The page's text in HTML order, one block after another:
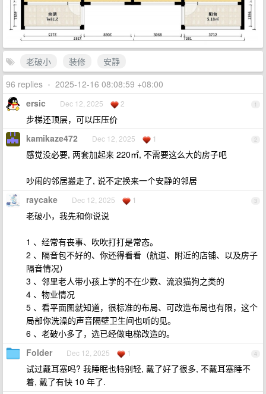
老破小 装修
安静
96 replies • 2025-12-16 08:08:59 +08:00
1
ersic Dec 12, 2025 2
步梯还顶层，可以压压价
2
kamikaze472 Dec 12, 2025 1
感觉没必要, 两套加起来 220㎡, 不需要这么大的房子吧
吵闹的邻居搬走了, 说不定换来一个安静的邻居
3
raycake Dec 12, 2025 1
老破小，我先和你说说
1 、经常有丧事、吹吹打打是常态。
2 、隔音包不好的、你还得看看（航道、附近的店铺、以及房子
隔音情况）
3 、邻里老人带小孩上学的不在少数、流浪猫狗之类的
4 、物业情况
5 、看平面图就知道，很标准的布局、可改造布局也有限，这个
局部你洗澡的声音隔壁卫生间也听的见。
6 、老破小多了，选已经做电梯改造的。
4
Folder Dec 12, 2025 1
试过戴耳塞吗? 我睡眠也特别轻, 戴了好了很多, 不戴耳塞睡不
着, 戴了有快 10 年了.